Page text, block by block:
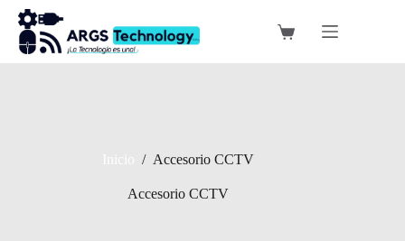
Saltar
contenido
Carro
/ Accesorio CCTV
Accesorio CCTV